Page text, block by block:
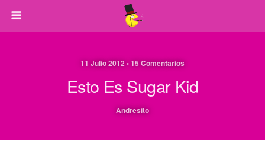
11 Julio 2012 • 15 Comentarios
Esto Es Sugar Kid
Andresito